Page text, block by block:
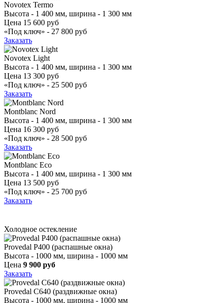
Novotex Termo
Высота - 1 400 мм, ширина - 1 300 мм
Цена 15 600 руб
«Под ключ» - 27 800 руб
Заказать
Novotex Light
Высота - 1 400 мм, ширина - 1 300 мм
Цена 13 300 руб
«Под ключ» - 25 500 руб
Заказать
Montblanc Nord
Высота - 1 400 мм, ширина - 1 300 мм
Цена 16 300 руб
«Под ключ» - 28 500 руб
Заказать
Montblanc Eco
Высота - 1 400 мм, ширина - 1 300 мм
Цена 13 500 руб
«Под ключ» - 25 700 руб
Заказать
Холодное остекление
Provedal P400 (распашные окна)
Высота - 1000 мм, ширина - 1000 мм
Цена 9 900 руб
Заказать
Provedal С640 (раздвижные окна)
Высота - 1000 мм, ширина - 1000 мм